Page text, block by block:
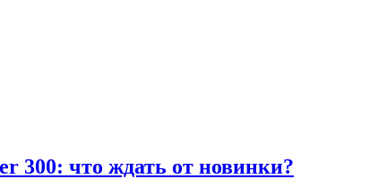
300: что ждать от новинки?